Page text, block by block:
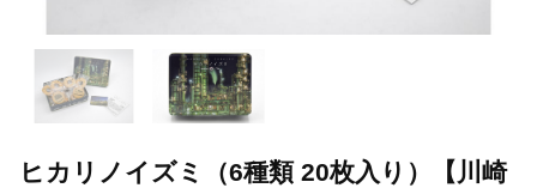
ヒカリノイズミ（6種類 20枚入り）【川崎